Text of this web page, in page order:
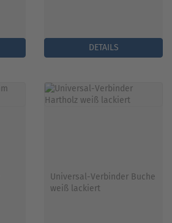
DETAILS
Universal-Verbinder Buche
weiß lackiert